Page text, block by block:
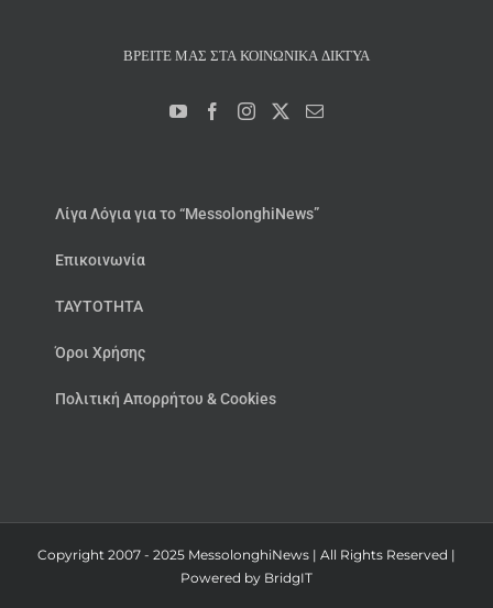
ΒΡΕΊΤΕ ΜΑΣ ΣΤΑ ΚΟΙΝΩΝΙΚΆ ΔΊΚΤΥΑ
Λίγα Λόγια για το “MessolonghiNews”
Επικοινωνία
ΤΑΥΤΟΤΗΤΑ
Όροι Χρήσης
Πολιτική Απορρήτου & Cookies
Copyright 2007 - 2025 MessolonghiNews | All Rights Reserved |
Powered by BridgIT